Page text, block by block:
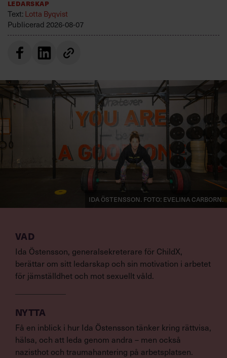
Ledarskap
Text: Lotta Byqvist
Publicerad 2026-08-07
VAD
Ida Östensson, generalsekreterare för ChildX,
berättar om sitt ledarskap och sin motivation i arbetet
för jämställdhet och mot sexuellt våld.
NYTTA
Få en inblick i hur Ida Östensson tänker kring rättvisa,
hälsa, och att leda genom andra – men också
nazisthot och traumahantering på arbetsplatsen.
Ida Östensson. Foto: Evelina Carborn.